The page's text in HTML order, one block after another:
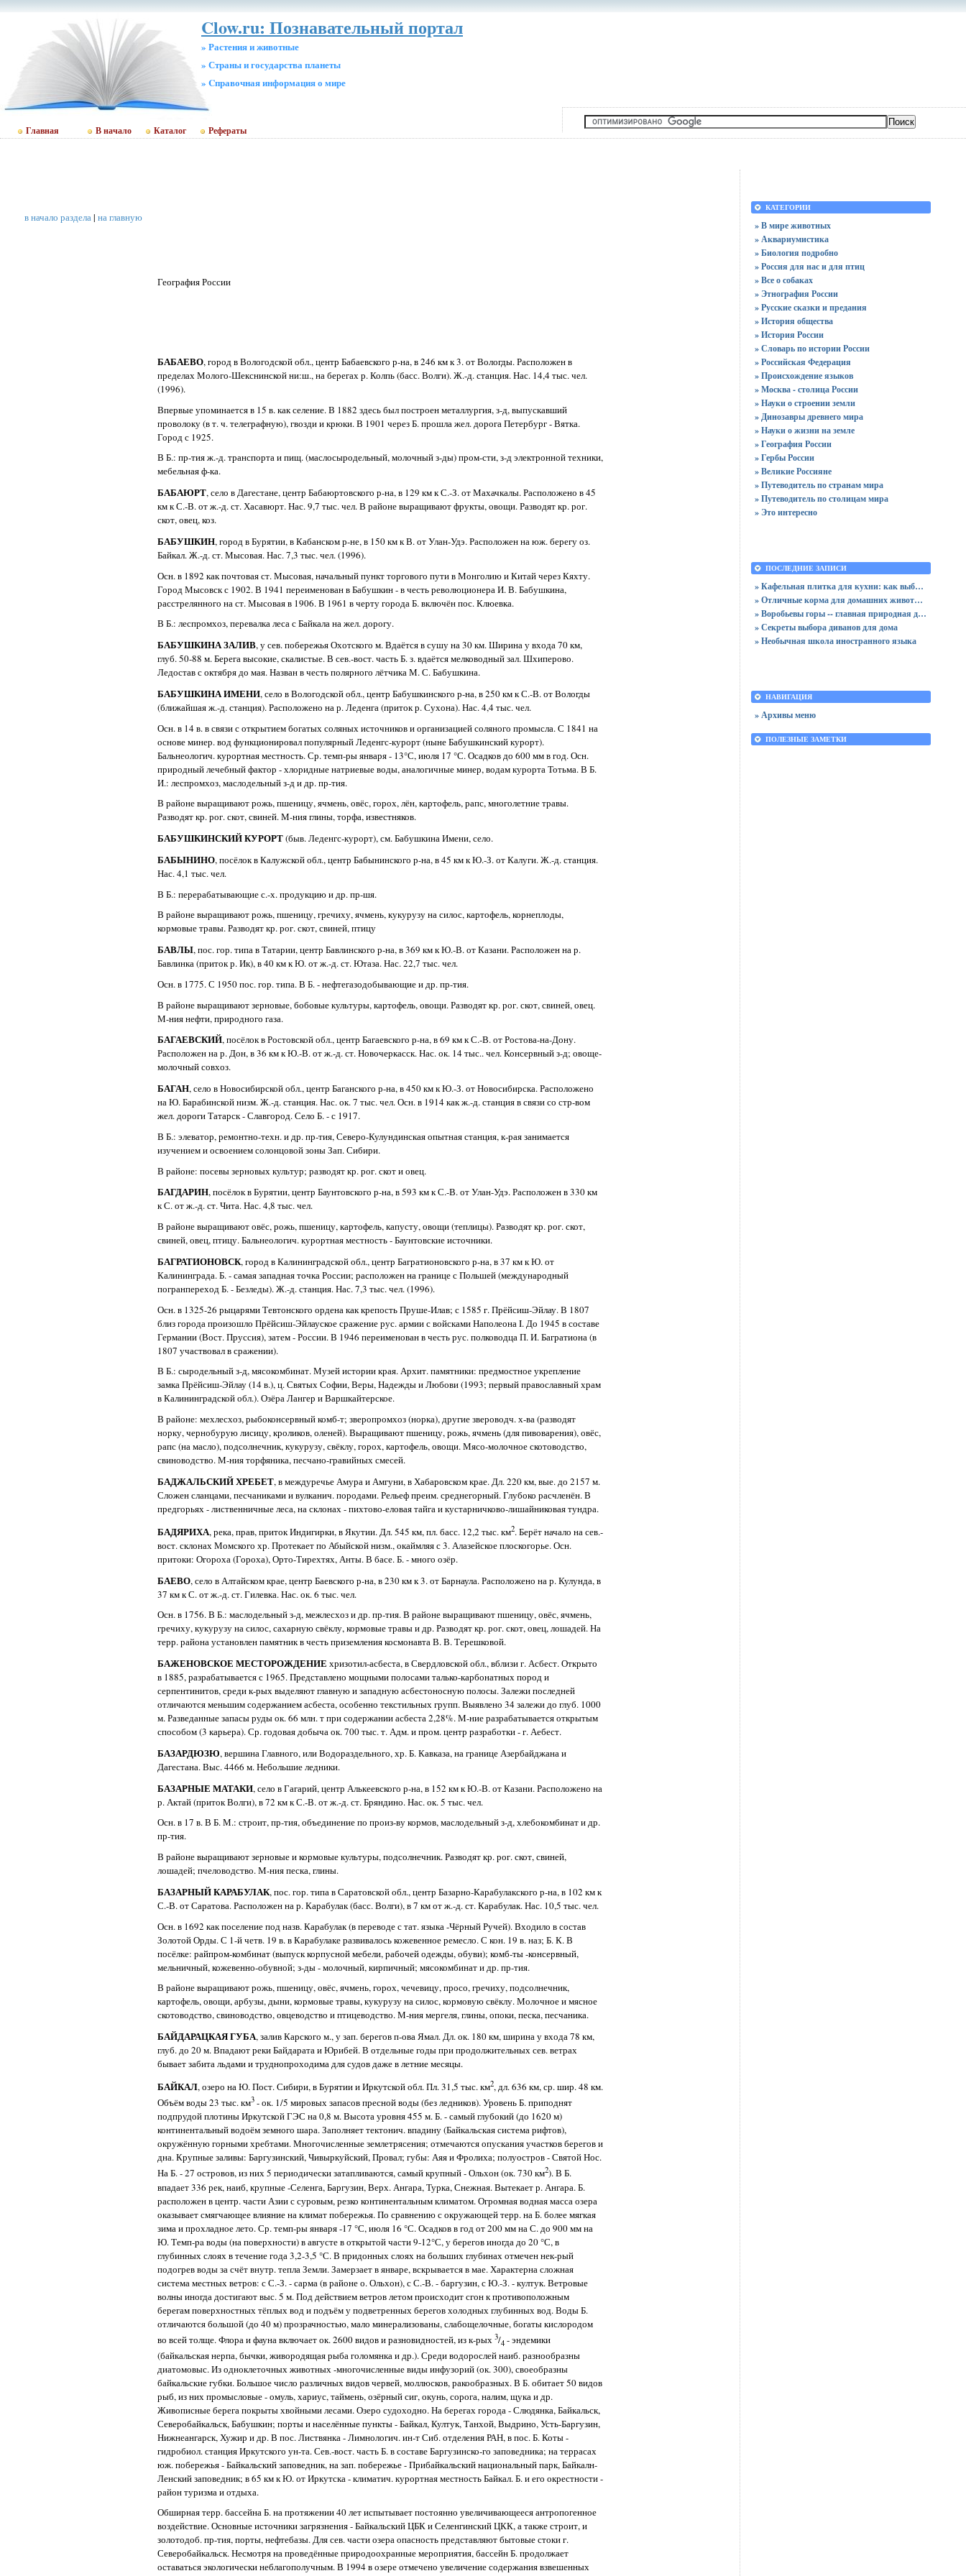
Clow.ru: Познавательный портал
» Растения и животные
» Страны и государства планеты
» Cправочная информация о мире
Главная В начало Каталог Рефераты
в начало раздела| на главную
География России
БАБАЕВО, город в Вологодской обл., центр Бабаевского р-на, в 246 км к 3. от Вологды. Расположен в
пределах Молого-Шекснинской ни:ш., на берегах р. Колпь (басс. Волги). Ж.-д. станция. Нас. 14,4 тыс. чел.
(1996).
Впервые упоминается в 15 в. как селение. В 1882 здесь был построен металлургия, з-д, выпускавший
проволоку (в т. ч. телеграфную), гвозди и крюки. В 1901 через Б. прошла жел. дорога Петербург - Вятка.
Город с 1925.
В Б.: пр-тия ж.-д. транспорта и пищ. (маслосыродельный, молочный з-ды) пром-сти, з-д электронной техники,
мебельная ф-ка.
БАБАЮРТ, село в Дагестане, центр Бабаюртовского р-на, в 129 км к С.-З. от Махачкалы. Расположено в 45
км к С.-В. от ж.-д. ст. Хасавюрт. Нас. 9,7 тыс. чел. В районе выращивают фрукты, овощи. Разводят кр. рог.
скот, овец, коз.
БАБУШКИН, город в Бурятии, в Кабанском р-не, в 150 км к В. от Улан-Удэ. Расположен на юж. берегу оз.
Байкал. Ж.-д. ст. Мысовая. Нас. 7,3 тыс. чел. (1996).
Осн. в 1892 как почтовая ст. Мысовая, начальный пункт торгового пути в Монголию и Китай через Кяхту.
Город Мысовск с 1902. В 1941 переименован в Бабушкин - в честь революционера И. В. Бабушкина,
расстрелянного на ст. Мысовая в 1906. В 1961 в черту города Б. включён пос. Клюевка.
В Б.: леспромхоз, перевалка леса с Байкала на жел. дорогу.
БАБУШКИНА ЗАЛИВ, у сев. побережья Охотского м. Вдаётся в сушу на 30 км. Ширина у входа 70 км,
глуб. 50-88 м. Берега высокие, скалистые. В сев.-вост. часть Б. з. вдаётся мелководный зал. Шхиперово.
Ледостав с октября до мая. Назван в честь полярного лётчика М. С. Бабушкина.
БАБУШКИНА ИМЕНИ, село в Вологодской обл., центр Бабушкинского р-на, в 250 км к С.-В. от Вологды
(ближайшая ж.-д. станция). Расположено на р. Леденга (приток р. Сухона). Нас. 4,4 тыс. чел.
Осн. в 14 в. в связи с открытием богатых соляных источников и организацией соляного промысла. С 1841 на
основе минер. вод функционировал популярный Леденгс-курорт (ныне Бабушкинский курорт).
Бальнеологич. курортная местность. Ср. темп-ры января - 13°С, июля 17 °С. Осадков до 600 мм в год. Осн.
природный лечебный фактор - хлоридные натриевые воды, аналогичные минер, водам курорта Тотьма. В Б.
И.: леспромхоз, маслодельный з-д и др. пр-тия.
В районе выращивают рожь, пшеницу, ячмень, овёс, горох, лён, картофель, рапс, многолетние травы.
Разводят кр. рог. скот, свиней. М-ния глины, торфа, известняков.
БАБУШКИНСКИЙ КУРОРТ(быв. Леденгс-курорт), см. Бабушкина Имени, село.
БАБЫНИНО, посёлок в Калужской обл., центр Бабынинского р-на, в 45 км к Ю.-З. от Калуги. Ж.-д. станция.
Нас. 4,1 тыс. чел.
В Б.: перерабатывающие с.-х. продукцию и др. пр-шя.
В районе выращивают рожь, пшеницу, гречиху, ячмень, кукурузу на силос, картофель, корнеплоды,
кормовые травы. Разводят кр. рог. скот, свиней, птицу
БАВЛЫ, пос. гор. типа в Татарии, центр Бавлинского р-на, в 369 км к Ю.-В. от Казани. Расположен на р.
Бавлинка (приток р. Ик), в 40 км к Ю. от ж.-д. ст. Ютаза. Нас. 22,7 тыс. чел.
Осн. в 1775. С 1950 пос. гор. типа. В Б. - нефтегазодобывающие и др. пр-тия.
В районе выращивают зерновые, бобовые культуры, картофель, овощи. Разводят кр. рог. скот, свиней, овец.
М-ния нефти, природного газа.
БАГАЕВСКИЙ, посёлок в Ростовской обл., центр Багаевского р-на, в 69 км к С.-В. от Ростова-на-Дону.
Расположен на р. Дон, в 36 км к Ю.-В. от ж.-д. ст. Новочеркасск. Нас. ок. 14 тыс.. чел. Консервный з-д; овоще-
молочный совхоз.
БАГАН, село в Новосибирской обл., центр Баганского р-на, в 450 км к Ю.-З. от Новосибирска. Расположено
на Ю. Барабинской низм. Ж.-д. станция. Нас. ок. 7 тыс. чел. Осн. в 1914 как ж.-д. станция в связи со стр-вом
жел. дороги Татарск - Славгород. Село Б. - с 1917.
В Б.: элеватор, ремонтно-техн. и др. пр-тия, Северо-Кулундинская опытная станция, к-рая занимается
изучением и освоением солонцовой зоны Зап. Сибири.
В районе: посевы зерновых культур; разводят кр. рог. скот и овец.
БАГДАРИН, посёлок в Бурятии, центр Баунтовского р-на, в 593 км к С.-В. от Улан-Удэ. Расположен в 330 км
к С. от ж.-д. ст. Чита. Нас. 4,8 тыс. чел.
В районе выращивают овёс, рожь, пшеницу, картофель, капусту, овощи (теплицы). Разводят кр. рог. скот,
свиней, овец, птицу. Бальнеологич. курортная местность - Баунтовские источники.
БАГРАТИОНОВСК, город в Калининградской обл., центр Багратионовского р-на, в 37 км к Ю. от
Калининграда. Б. - самая западная точка России; расположен на границе с Польшей (международный
погранпереход Б. - Безледы). Ж.-д. станция. Нас. 7,3 тыс. чел. (1996).
Осн. в 1325-26 рыцарями Тевтонского ордена как крепость Пруше-Илав; с 1585 г. Прёйсиш-Эйлау. В 1807
близ города произошло Прёйсиш-Эйлауское сражение рус. армии с войсками Наполеона I. До 1945 в составе
Германии (Вост. Пруссия), затем - России. В 1946 переименован в честь рус. полководца П. И. Багратиона (в
1807 участвовал в сражении).
В Б.: сыродельный з-д, мясокомбинат. Музей истории края. Архит. памятники: предмостное укрепление
замка Прёйсиш-Эйлау (14 в.), ц. Святых Софии, Веры, Надежды и Любови (1993; первый православный храм
в Калининградской обл.). Озёра Лангер и Варшкайтерское.
В районе: мехлесхоз, рыбоконсервный комб-т; зверопромхоз (норка), другие звероводч. х-ва (разводят
норку, чернобурую лисицу, кроликов, оленей). Выращивают пшеницу, рожь, ячмень (для пивоварения), овёс,
рапс (на масло), подсолнечник, кукурузу, свёклу, горох, картофель, овощи. Мясо-молочное скотоводство,
свиноводство. М-ния торфяника, песчано-гравийных смесей.
БАДЖАЛЬСКИЙ ХРЕБЕТ, в междуречье Амура и Амгуни, в Хабаровском крае. Дл. 220 км, вые. до 2157 м.
Сложен сланцами, песчаниками и вулканич. породами. Рельеф преим. среднегорный. Глубоко расчленён. В
предгорьях - лиственничные леса, на склонах - пихтово-еловая тайга и кустарничково-лишайниковая тундра.
БАДЯРИХА, река, прав, приток Индигирки, в Якутии. Дл. 545 км, пл. басс. 12,2 тыс. км2. Берёт начало на сев.-
вост. склонах Момского хр. Протекает по Абыйской низм., окаймляя с 3. Алазейское плоскогорье. Осн.
притоки: Огороха (Гороха), Орто-Тирехтях, Анты. В басе. Б. - много озёр.
БАЕВО, село в Алтайском крае, центр Баевского р-на, в 230 км к 3. от Барнаула. Расположено на р. Кулунда, в
37 км к С. от ж.-д. ст. Гилевка. Нас. ок. 6 тыс. чел.
Осн. в 1756. В Б.: маслодельный з-д, межлесхоз и др. пр-тия. В районе выращивают пшеницу, овёс, ячмень,
гречиху, кукурузу на силос, сахарную свёклу, кормовые травы и др. Разводят кр. рог. скот, овец, лошадей. На
терр. района установлен памятник в честь приземления космонавта В. В. Терешковой.
БАЖЕНОВСКОЕ МЕСТОРОЖДЕНИЕ хризотил-асбеста, в Свердловской обл., вблизи г. Асбест. Открыто
в 1885, разрабатывается с 1965. Представлено мощными полосами талько-карбонатных пород и
серпентинитов, среди к-рых выделяют главную и западную асбестоносную полосы. Залежи последней
отличаются меньшим содержанием асбеста, особенно текстильных групп. Выявлено 34 залежи до глуб. 1000
м. Разведанные запасы руды ок. 66 млн. т при содержании асбеста 2,28%. М-ние разрабатывается открытым
способом (3 карьера). Ср. годовая добыча ок. 700 тыс. т. Адм. и пром. центр разработки - г. Аебест.
БАЗАРДЮЗЮ, вершина Главного, или Водораздельного, хр. Б. Кавказа, на границе Азербайджана и
Дагестана. Выс. 4466 м. Небольшие ледники.
БАЗАРНЫЕ МАТАКИ, село в Гагарий, центр Алькеевского р-на, в 152 км к Ю.-В. от Казани. Расположено на
р. Актай (приток Волги), в 72 км к С.-В. от ж.-д. ст. Бряндино. Нас. ок. 5 тыс. чел.
Осн. в 17 в. В Б. М.: строит, пр-тия, объединение по произ-ву кормов, маслодельный з-д, хлебокомбинат и др.
пр-тия.
В районе выращивают зерновые и кормовые культуры, подсолнечник. Разводят кр. рог. скот, свиней,
лошадей; пчеловодство. М-ния песка, глины.
БАЗАРНЫЙ КАРАБУЛАК, пос. гор. типа в Саратовской обл., центр Базарно-Карабулакского р-на, в 102 км к
С.-В. от Саратова. Расположен на р. Карабулак (басс. Волги), в 7 км от ж.-д. ст. Карабулак. Нас. 10,5 тыс. чел.
Осн. в 1692 как поселение под назв. Карабулак (в переводе с тат. языка -Чёрный Ручей). Входило в состав
Золотой Орды. С 1-й четв. 19 в. в Карабулаке развивалось кожевенное ремесло. С кон. 19 в. наз; Б. К. В
посёлке: райпром-комбинат (выпуск корпусной мебели, рабочей одежды, обуви); комб-ты -консервный,
мельничный, кожевенно-обувной; з-ды - молочный, кирпичный; мясокомбинат и др. пр-тия.
В районе выращивают рожь, пшеницу, овёс, ячмень, горох, чечевицу, просо, гречиху, подсолнечник,
картофель, овощи, арбузы, дыни, кормовые травы, кукурузу на силос, кормовую свёклу. Молочное и мясное
скотоводство, свиноводство, овцеводство и птицеводство. М-ния мергеля, глины, опоки, песка, песчаника.
БАЙДАРАЦКАЯ ГУБА, залив Карского м., у зап. берегов п-ова Ямал. Дл. ок. 180 км, ширина у входа 78 км,
глуб. до 20 м. Впадают реки Байдарата и Юрибей. В отдельные годы при продолжительных сев. ветрах
бывает забита льдами и труднопроходима для судов даже в летние месяцы.
БАЙКАЛ, озеро на Ю. Пост. Сибири, в Бурятии и Иркутской обл. Пл. 31,5 тыс. км2, дл. 636 км, ср. шир. 48 км.
Объём воды 23 тыс. км3 - ок. 1/5 мировых запасов пресной воды (без ледников). Уровень Б. приподнят
подпрудой плотины Иркутской ГЭС на 0,8 м. Высота уровня 455 м. Б. - самый глубокий (до 1620 м)
континентальный водоём земного шара. Заполняет тектонич. впадину (Байкальская система рифтов),
окружённую горными хребтами. Многочисленные землетрясения; отмечаются опускания участков берегов и
дна. Крупные заливы: Баргузинский, Чивыркуйский, Провал; губы: Аяя и Фролиха; полуостров - Святой Нос.
На Б. - 27 островов, из них 5 периодически затапливаются, самый крупный - Ольхон (ок. 730 км2). В Б.
впадает 336 рек, наиб, крупные -Селенга, Баргузин, Верх. Ангара, Турка, Снежная. Вытекает р. Ангара. Б.
расположен в центр. части Азии с суровым, резко континентальным климатом. Огромная водная масса озера
оказывает смягчающее влияние на климат побережья. По сравнению с окружающей терр. на Б. более мягкая
зима и прохладное лето. Ср. темп-ры января -17 °С, июля 16 °С. Осадков в год от 200 мм на С. до 900 мм на
Ю. Темп-pa воды (на поверхности) в августе в открытой части 9-12°С, у берегов иногда до 20 °С, в
глубинных слоях в течение года 3,2-3,5 °С. В придонных слоях на больших глубинах отмечен нек-рый
подогрев воды за счёт внутр. тепла Земли. Замерзает в январе, вскрывается в мае. Характерна сложная
система местных ветров: с С.-З. - сарма (в районе о. Ольхон), с С.-В. - баргузин, с Ю.-З. - култук. Ветровые
волны иногда достигают выс. 5 м. Под действием ветров летом происходит сгон к противоположным
берегам поверхностных тёплых вод и подъём у подветренных берегов холодных глубинных вод. Воды Б.
отличаются большой (до 40 м) прозрачностью, мало минерализованы, слабощелочные, богаты кислородом
во всей толще. Флора и фауна включает ок. 2600 видов и разновидностей, из к-рых 3/4 - эндемики
(байкальская нерпа, бычки, живородящая рыба голомянка и др.). Среди водорослей наиб. разнообразны
диатомовыс. Из одноклеточных животных -многочисленные виды инфузорий (ок. 300), своеобразны
байкальские губки. Большое число различных видов червей, моллюсков, ракообразных. В Б. обитает 50 видов
рыб, из них промысловые - омуль, хариус, таймень, озёрный сиг, окунь, сорога, налим, щука и др.
Живописные берега покрыты хвойными лесами. Озеро судоходно. На берегах города - Слюдянка, Байкальск,
Северобайкальск, Бабушкин; порты и населённые пункты - Байкал, Култук, Танхой, Выдрино, Усть-Баргузин,
Нижнеангарск, Хужир и др. В пос. Листвянка - Лимнологич. ин-т Сиб. отделения РАН, в пос. Б. Коты -
гидробиол. станция Иркутского ун-та. Сев.-вост. часть Б. в составе Баргузинско-го заповедника; на террасах
юж. побережья - Байкальский заповедник, на зап. побережье - Прибайкальский национальный парк, Байкалн-
Ленский заповедник; в 65 км к Ю. от Иркутска - климатич. курортная местность Байкал. Б. и его окрестности -
район туризма и отдыха.
Обширная терр. бассейна Б. на протяжении 40 лет испытывает постоянно увеличивающееся антропогенное
воздействие. Основные источники загрязнения - Байкальский ЦБК и Селенгинский ЦКК, а также строит, и
золотодоб. пр-тия, порты, нефтебазы. Для сев. части озера опасность представляют бытовые стоки г.
Северобайкальск. Несмотря на проведённые природоохранные мероприятия, бассейн Б. продолжает
оставаться экологически неблагополучным. В 1994 в озере отмечено увеличение содержания взвешенных
КАТЕГОРИИ
» В мире животных
» Аквариумистика
» Биология подробно
» Россия для нас и для птиц
» Все о собаках
» Этнография России
» Русские сказки и предания
» История общества
» История России
» Словарь по истории России
» Российская Федерация
» Происхождение языков
» Москва - столица России
» Науки о строении земли
» Динозавры древнего мира
» Науки о жизни на земле
» География России
» Гербы России
» Великие Россияне
» Путеводитель по странам мира
» Путеводитель по столицам мира
» Это интересно
ПОСЛЕДНИЕ ЗАПИСИ
» Кафельная плитка для кухни: как выбрать практичную отделку
» Отличные корма для домашних животных
» Воробьевы горы -- главная природная достопримечательность Москвы
» Секреты выбора диванов для дома
» Необычная школа иностранного языка
НАВИГАЦИЯ
» Архивы меню
ПОЛЕЗНЫЕ ЗАМЕТКИ